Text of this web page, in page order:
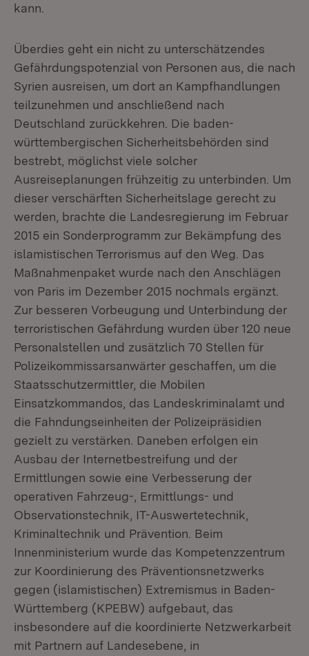
kann.
Überdies geht ein nicht zu unterschätzendes
Gefährdungspotenzial von Personen aus, die nach
Syrien ausreisen, um dort an Kampfhandlungen
teilzunehmen und anschließend nach
Deutschland zurückkehren. Die baden-
württembergischen Sicherheitsbehörden sind
bestrebt, möglichst viele solcher
Ausreiseplanungen frühzeitig zu unterbinden. Um
dieser verschärften Sicherheitslage gerecht zu
werden, brachte die Landesregierung im Februar
2015 ein Sonderprogramm zur Bekämpfung des
islamistischen Terrorismus auf den Weg. Das
Maßnahmenpaket wurde nach den Anschlägen
von Paris im Dezember 2015 nochmals ergänzt.
Zur besseren Vorbeugung und Unterbindung der
terroristischen Gefährdung wurden über 120 neue
Personalstellen und zusätzlich 70 Stellen für
Polizeikommissarsanwärter geschaffen, um die
Staatsschutzermittler, die Mobilen
Einsatzkommandos, das Landeskriminalamt und
die Fahndungseinheiten der Polizeipräsidien
gezielt zu verstärken. Daneben erfolgen ein
Ausbau der Internetbestreifung und der
Ermittlungen sowie eine Verbesserung der
operativen Fahrzeug-, Ermittlungs- und
Observationstechnik, IT-Auswertetechnik,
Kriminaltechnik und Prävention. Beim
Innenministerium wurde das Kompetenzzentrum
zur Koordinierung des Präventionsnetzwerks
gegen (islamistischen) Extremismus in Baden-
Württemberg (KPEBW) aufgebaut, das
insbesondere auf die koordinierte Netzwerkarbeit
mit Partnern auf Landesebene, in